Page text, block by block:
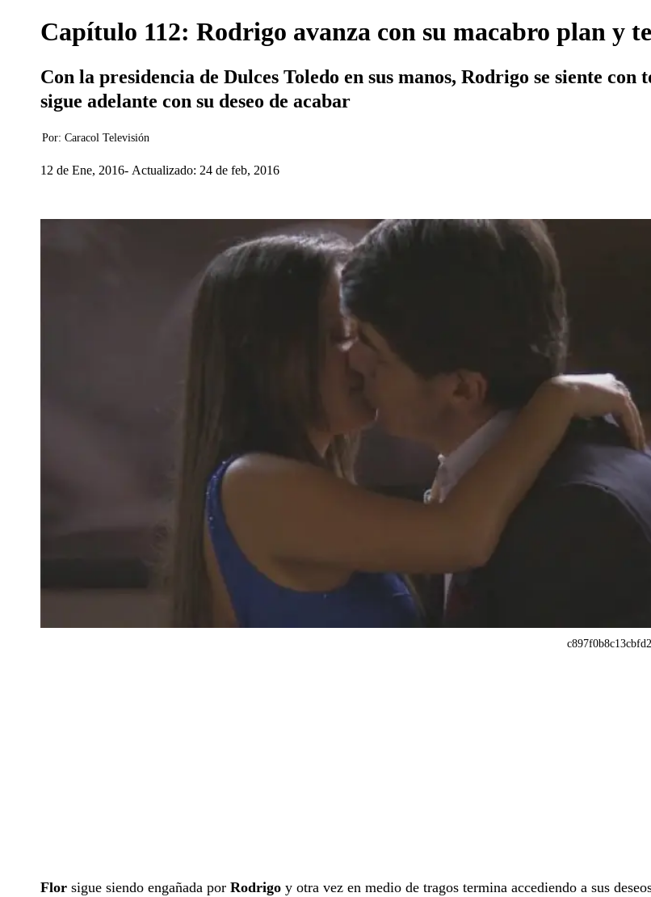
Capítulo 112: Rodrigo avanza con su macabro plan y
Con la presidencia de Dulces Toledo en sus manos, Rodrigo se siente
sigue adelante con su deseo de acabar
Por: Caracol Televisión
12 de Ene, 2016 Actualizado: 24 de feb, 2016
Flor sigue siendo engañada por Rodrigo y otra vez en medio de tragos termina accediendo a sus